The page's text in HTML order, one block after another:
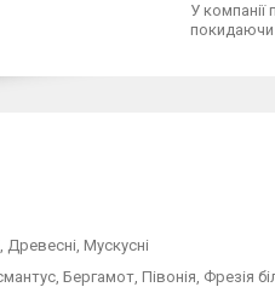
У
покидаючи
Древесні, Мускусні
Бергамот, Півонія,